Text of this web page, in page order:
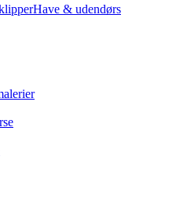
Have & udendørs